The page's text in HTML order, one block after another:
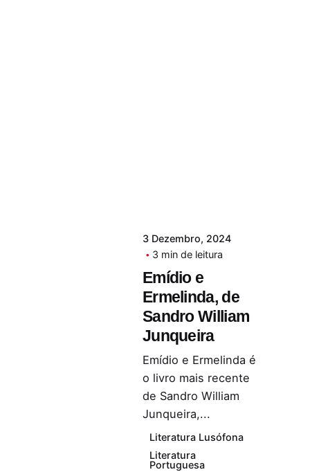
3 Dezembro, 2024
3 min de leitura
Emídio e
Ermelinda, de
Sandro William
Junqueira
Emídio e Ermelinda é
o livro mais recente
de Sandro William
Junqueira,...
Literatura Lusófona
Literatura
Portuguesa